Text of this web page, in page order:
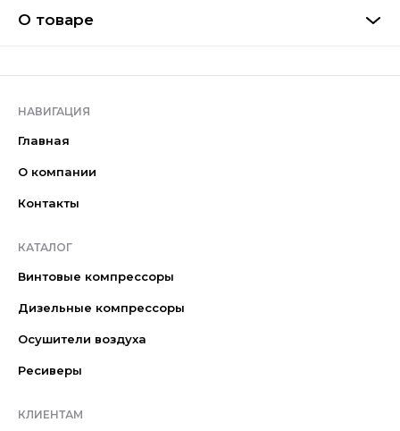
О товаре
НАВИГАЦИЯ
Главная
О компании
Контакты
КАТАЛОГ
Винтовые компрессоры
Дизельные компрессоры
Осушители воздуха
Ресиверы
КЛИЕНТАМ